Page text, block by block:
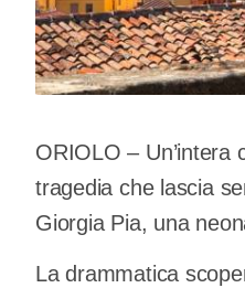
ORIOLO –
tragedia che lascia
Giorgia Pia, una
La drammatica